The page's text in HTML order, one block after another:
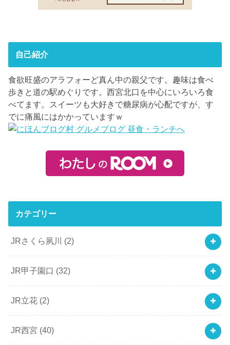
自己紹介
食欲旺盛のアラフォーど真ん中の親父です。趣味は食べ
歩きと道の駅めぐりです。西宮北口を中心にいろいろ食
べてます。スイーツも大好きで糖尿病が心配ですが、す
でに痛風にはかかっていますｗ
カテゴリー
JRさくら夙川 (2)
JR甲子園口 (32)
JR立花 (2)
JR西宮 (40)